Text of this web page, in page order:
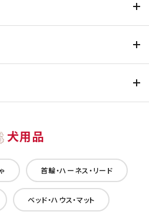
犬用品
首輪・ハーネス・リード
ベッド・ハウス・マット